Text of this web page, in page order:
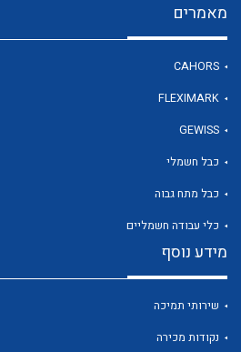
לכל מוצרי היצרןמאמרים
CAHORS
FLEXIMARK
GEWISS
כבל חשמלי
כבל מתח גבוה
כלי עבודה חשמליים
מידע נוסף
שירותי תמיכה
נקודות מכירה